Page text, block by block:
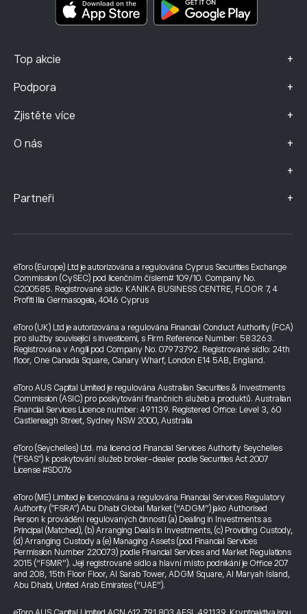
Top akcie +
Podpora +
Zjistěte více +
O nás +
+
Partneři +
eToro (Europe) Ltd je autorizována a regulována Cyprus Securities Exchange
Commission (CySEC) pod licenčním číslem# 109/10. Company No.
C200585. Registrované sídlo: KANIKA BUSINESS CENTRE, FLOOR 7, 4
Profiti Ilia Germasogeia, 4046 Cyprus
eToro (UK) Ltd je autorizována a regulována Financial Conduct Authority (FCA)
pro služby související s investicemi, s Firm Reference Number: 583263.
Registrována v Anglii pod Company No. 07973792. Registrované sídlo: 24th
floor, One Canada Square, Canary Wharf, London E14 5AB, England.
eToro AUS Capital Limited je regulována Australian Securities & Investments
Commission (ASIC) pro poskytování finančních služeb a produktů. Australian
Financial Services Licence number: 491139. Registered Office: Level 3, 60
Castlereagh Street, Sydney NSW 2000, Australia
eToro (Seychelles) Ltd. má licenci od Financial Services Authority Seychelles
("FSAS") k poskytování služeb broker-dealer podle Securities Act 2007
License #SD076
eToro (ME) Limited je licencována a regulována Financial Services Regulatory
Authority ("FSRA") Abu Dhabi Global Market (“ADGM”) jako Authorised
Person k provádění regulovaných činností (a) Dealing in Investments as
Principal (Matched), (b) Arranging Deals in Investments, (c) Providing Custody,
(d) Arranging Custody a (e) Managing Assets (pod Financial Services
Permission Number 220073) podle Financial Services and Market Regulations
2015 (“FSMR”). Její registrované sídlo a hlavní místo podnikání je Office 207
and 208, 15th Floor Floor, Al Sarab Tower, ADGM Square, Al Maryah Island,
Abu Dhabi, United Arab Emirates (“UAE”).